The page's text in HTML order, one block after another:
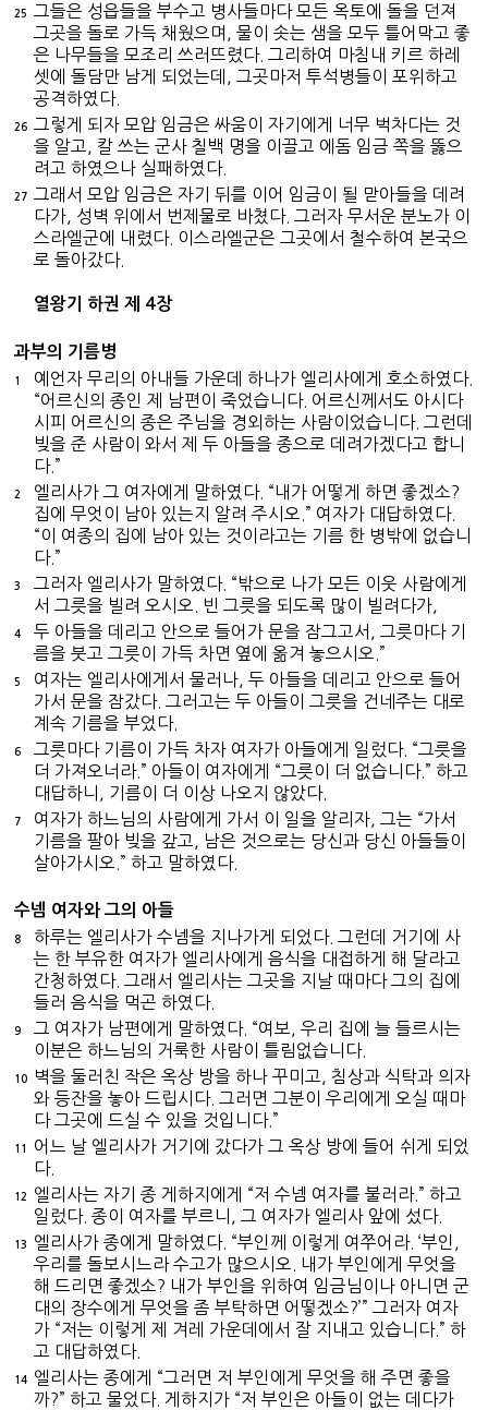
25
그들은 성읍들을 부수고 병사들마다 모든 옥토에 돌을 던져
그곳을 돌로 가득 채웠으며, 물이 솟는 샘을 모두 틀어막고 좋
은 나무들을 모조리 쓰러뜨렸다. 그리하여 마침내 키르 하레
셋에 돌담만 남게 되었는데, 그곳마저 투석병들이 포위하고
공격하였다.
26
그렇게 되자 모압 임금은 싸움이 자기에게 너무 벅차다는 것
을 알고, 칼 쓰는 군사 칠백 명을 이끌고 에돔 임금 쪽을 뚫으
려고 하였으나 실패하였다.
27
그래서 모압 임금은 자기 뒤를 이어 임금이 될 맏아들을 데려
다가, 성벽 위에서 번제물로 바쳤다. 그러자 무서운 분노가 이
스라엘군에 내렸다. 이스라엘군은 그곳에서 철수하여 본국으
로 돌아갔다.
열왕기 하권 제 4장
과부의 기름병
1
예언자 무리의 아내들 가운데 하나가 엘리사에게 호소하였다.
“어르신의 종인 제 남편이 죽었습니다. 어르신께서도 아시다
시피 어르신의 종은 주님을 경외하는 사람이었습니다. 그런데
빚을 준 사람이 와서 제 두 아들을 종으로 데려가겠다고 합니
다.”
2
엘리사가 그 여자에게 말하였다. “내가 어떻게 하면 좋겠소?
집에 무엇이 남아 있는지 알려 주시오.” 여자가 대답하였다.
“이 여종의 집에 남아 있는 것이라고는 기름 한 병밖에 없습니
다.”
3
그러자 엘리사가 말하였다. “밖으로 나가 모든 이웃 사람에게
서 그릇을 빌려 오시오. 빈 그릇을 되도록 많이 빌려다가,
4
두 아들을 데리고 안으로 들어가 문을 잠그고서, 그릇마다 기
름을 붓고 그릇이 가득 차면 옆에 옮겨 놓으시오.”
5
여자는 엘리사에게서 물러나, 두 아들을 데리고 안으로 들어
가서 문을 잠갔다. 그러고는 두 아들이 그릇을 건네주는 대로
계속 기름을 부었다.
6
그릇마다 기름이 가득 차자 여자가 아들에게 일렀다. “그릇을
더 가져오너라.” 아들이 여자에게 “그릇이 더 없습니다.” 하고
대답하니, 기름이 더 이상 나오지 않았다.
7
여자가 하느님의 사람에게 가서 이 일을 알리자, 그는 “가서
기름을 팔아 빚을 갚고, 남은 것으로는 당신과 당신 아들들이
살아가시오.” 하고 말하였다.
수넴 여자와 그의 아들
8
하루는 엘리사가 수넴을 지나가게 되었다. 그런데 거기에 사
는 한 부유한 여자가 엘리사에게 음식을 대접하게 해 달라고
간청하였다. 그래서 엘리사는 그곳을 지날 때마다 그의 집에
들러 음식을 먹곤 하였다.
9
그 여자가 남편에게 말하였다. “여보, 우리 집에 늘 들르시는
이분은 하느님의 거룩한 사람이 틀림없습니다.
10
벽을 둘러친 작은 옥상 방을 하나 꾸미고, 침상과 식탁과 의자
와 등잔을 놓아 드립시다. 그러면 그분이 우리에게 오실 때마
다 그곳에 드실 수 있을 것입니다.”
11
어느 날 엘리사가 거기에 갔다가 그 옥상 방에 들어 쉬게 되었
다.
12
엘리사는 자기 종 게하지에게 “저 수넴 여자를 불러라.” 하고
일렀다. 종이 여자를 부르니, 그 여자가 엘리사 앞에 섰다.
13
엘리사가 종에게 말하였다. “부인께 이렇게 여쭈어라. ‘부인,
우리를 돌보시느라 수고가 많으시오. 내가 부인에게 무엇을
해 드리면 좋겠소? 내가 부인을 위하여 임금님이나 아니면 군
대의 장수에게 무엇을 좀 부탁하면 어떻겠소?’” 그러자 여자
가 “저는 이렇게 제 겨레 가운데에서 잘 지내고 있습니다.” 하
고 대답하였다.
14
엘리사는 종에게 “그러면 저 부인에게 무엇을 해 주면 좋을
까?” 하고 물었다. 게하지가 “저 부인은 아들이 없는 데다가